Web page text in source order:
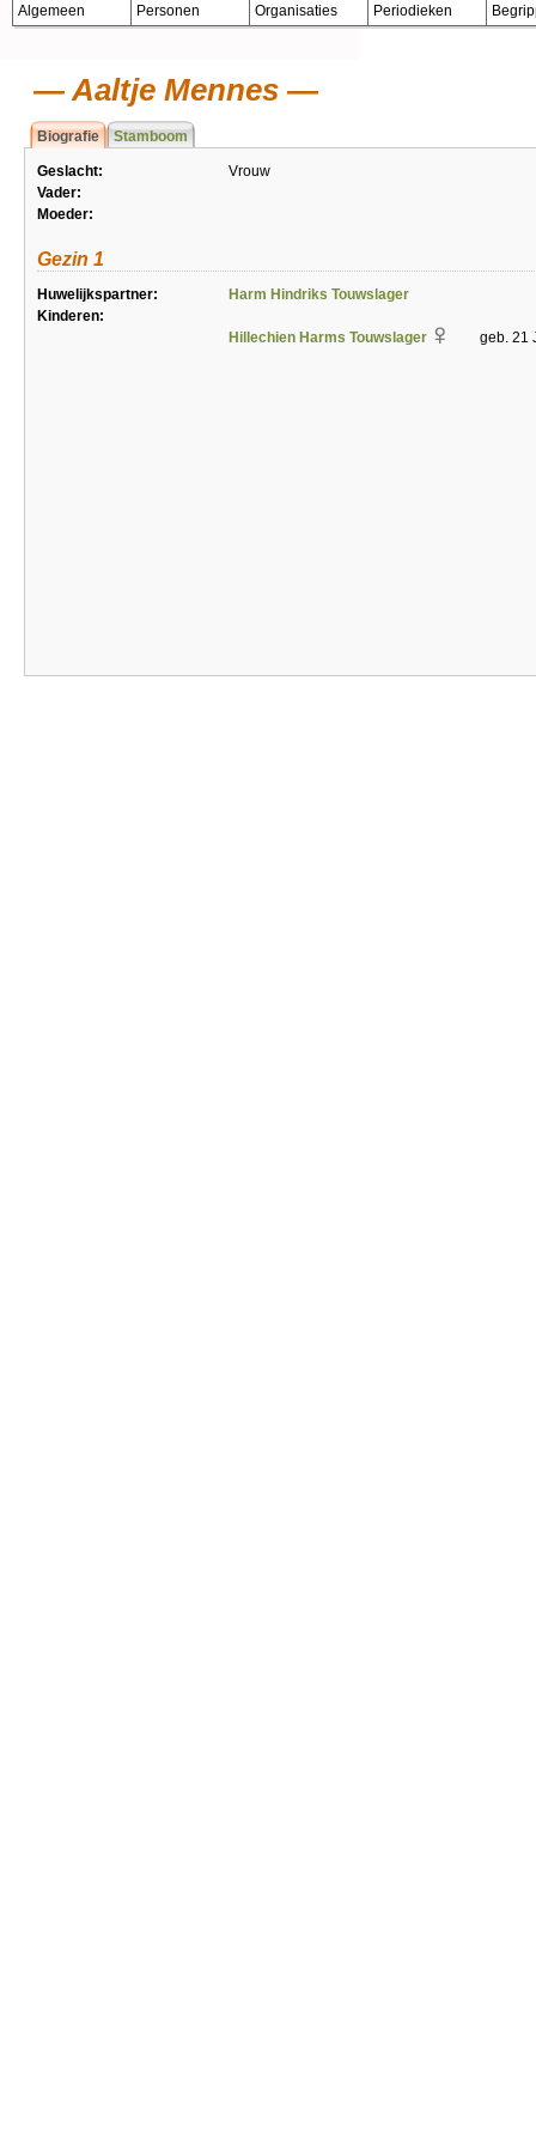
Algemeen Personen Organisaties Periodieken
Aaltje Mennes
Biografie Stamboom
Geslacht:
Vrouw
Vader:
Moeder:
Gezin 1
Huwelijkspartner:
Harm Hindriks Touwslager
Kinderen:
Hillechien Harms Touwslager
geb. 21